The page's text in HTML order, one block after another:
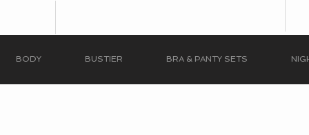
BODY BUSTIER BRA & PANTY SETS